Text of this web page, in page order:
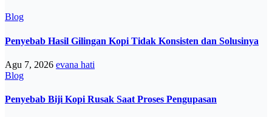
Blog
Penyebab Hasil Gilingan Kopi Tidak Konsisten dan Solusinya
Agu 7, 2026 evana hati
Blog
Penyebab Biji Kopi Rusak Saat Proses Pengupasan